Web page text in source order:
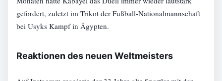
gefordert, zuletzt im Trikot der Fußball-Nationalmannschaft
bei Usyks Kampf in Ägypten.
Reaktionen des neuen Weltmeisters